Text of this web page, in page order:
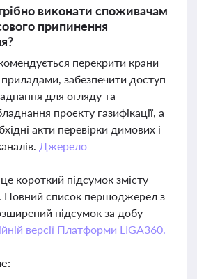
виконати споживачам
припинення
перекрити крани
забезпечити доступ
для огляду та
проєкту газифікації, а
акти перевірки димових і
Джерело
короткий підсумок змісту
Повний список першоджерел з
підсумок за добу
версії Платформи LIGA360.